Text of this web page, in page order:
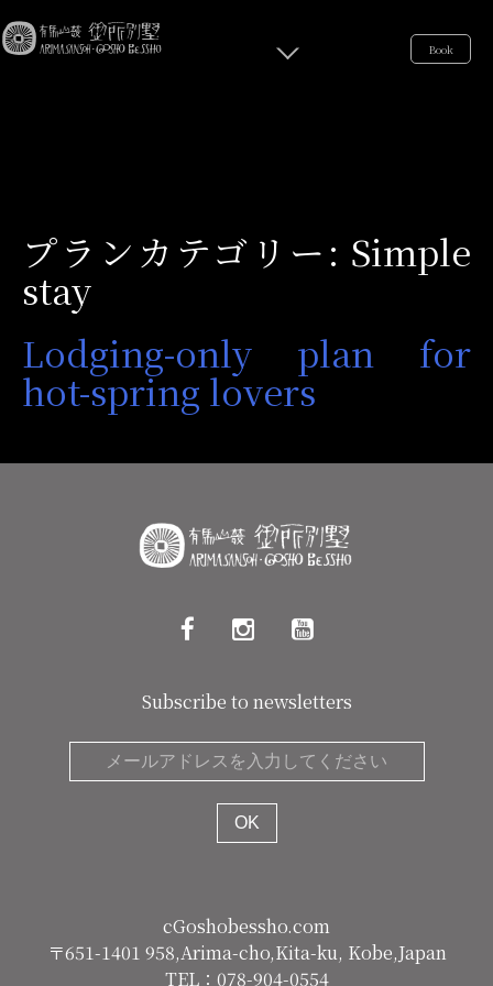
Book
プランカテゴリー: Simple
stay
Lodging-only plan for
hot-spring lovers
Subscribe to newsletters
cGoshobessho.com
〒651-1401 958,Arima-cho,Kita-ku, Kobe,Japan
TEL：078-904-0554